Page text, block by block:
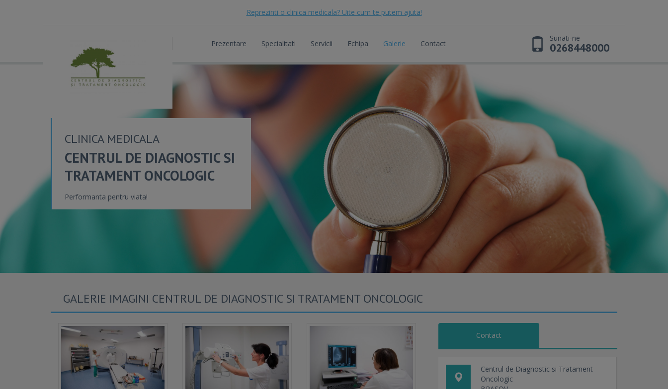
Reprezinti o clinica medicala? Uite cum te putem ajuta!
Prezentare Specialitati Servicii Echipa Galerie Contact
Sunati-ne
0268448000
CLINICA MEDICALA
CENTRUL DE DIAGNOSTIC SI
TRATAMENT ONCOLOGIC
Performanta pentru viata!
GALERIE IMAGINI CENTRUL DE DIAGNOSTIC SI TRATAMENT ONCOLOGIC
Contact
Centrul de Diagnostic si Tratament
Oncologic